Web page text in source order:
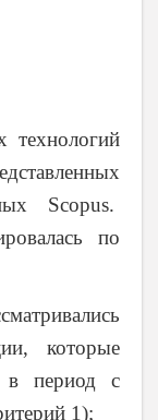
технологий
Scopus.
по
которые
в период с
1);